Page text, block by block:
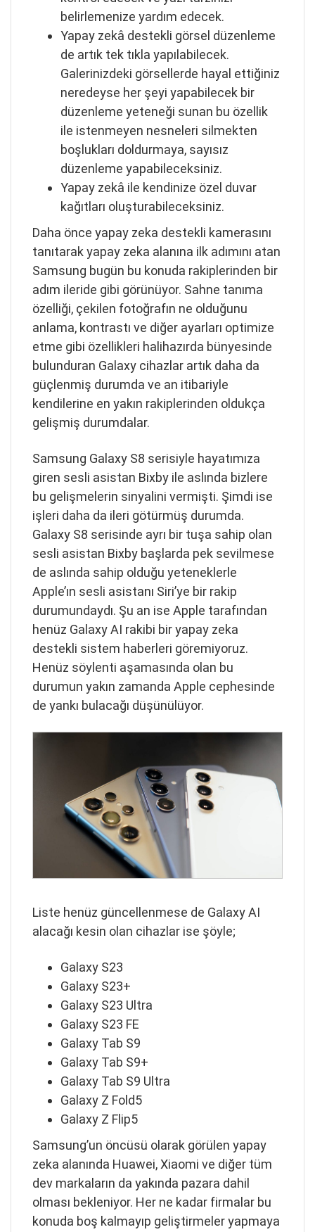
belirlemenize yardım edecek.
Yapay zekâ destekli görsel düzenleme
de artık tek tıkla yapılabilecek.
Galerinizdeki görsellerde hayal ettiğiniz
neredeyse her şeyi yapabilecek bir
düzenleme yeteneği sunan bu özellik
ile istenmeyen nesneleri silmekten
boşlukları doldurmaya, sayısız
düzenleme yapabileceksiniz.
Yapay zekâ ile kendinize özel duvar
kağıtları oluşturabileceksiniz.
Daha önce yapay zeka destekli kamerasını
tanıtarak yapay zeka alanına ilk adımını atan
Samsung bugün bu konuda rakiplerinden bir
adım ileride gibi görünüyor. Sahne tanıma
özelliği, çekilen fotoğrafın ne olduğunu
anlama, kontrastı ve diğer ayarları optimize
etme gibi özellikleri halihazırda bünyesinde
bulunduran Galaxy cihazlar artık daha da
güçlenmiş durumda ve an itibariyle
kendilerine en yakın rakiplerinden oldukça
gelişmiş durumdalar.
Samsung Galaxy S8 serisiyle hayatımıza
giren sesli asistan Bixby ile aslında bizlere
bu gelişmelerin sinyalini vermişti. Şimdi ise
işleri daha da ileri götürmüş durumda.
Galaxy S8 serisinde ayrı bir tuşa sahip olan
sesli asistan Bixby başlarda pek sevilmese
de aslında sahip olduğu yeteneklerle
Apple’ın sesli asistanı Siri’ye bir rakip
durumundaydı. Şu an ise Apple tarafından
henüz Galaxy AI rakibi bir yapay zeka
destekli sistem haberleri göremiyoruz.
Henüz söylenti aşamasında olan bu
durumun yakın zamanda Apple cephesinde
de yankı bulacağı düşünülüyor.
Liste henüz güncellenmese de Galaxy AI
alacağı kesin olan cihazlar ise şöyle;
Galaxy S23
Galaxy S23+
Galaxy S23 Ultra
Galaxy S23 FE
Galaxy Tab S9
Galaxy Tab S9+
Galaxy Tab S9 Ultra
Galaxy Z Fold5
Galaxy Z Flip5
Samsung’un öncüsü olarak görülen yapay
zeka alanında Huawei, Xiaomi ve diğer tüm
dev markaların da yakında pazara dahil
olması bekleniyor. Her ne kadar firmalar bu
konuda boş kalmayıp geliştirmeler yapmaya